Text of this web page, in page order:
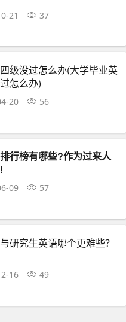
21 37
级没过怎么办(大学毕业英
怎么办)
20 56
行榜有哪些?作为过来人
09 57
研究生英语哪个更难些？
16 49